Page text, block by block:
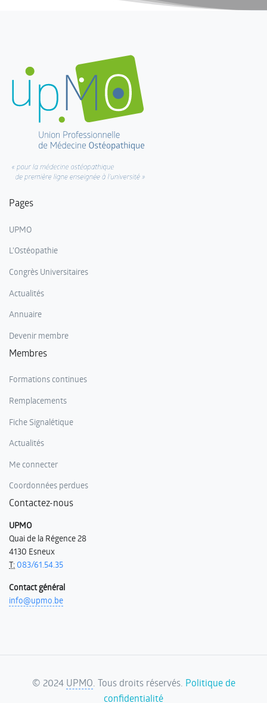
Pages
UPMO
L'Ostéopathie
Congrès Universitaires
Actualités
Annuaire
Devenir membre
Membres
Formations continues
Remplacements
Fiche Signalétique
Actualités
Me connecter
Coordonnées perdues
Contactez-nous
UPMO
Quai de la Régence 28
4130 Esneux
T: 083/61.54.35
Contact général
info@upmo.be
© 2024 UPMO . Tous droits réservés. Politique de
confidentialité